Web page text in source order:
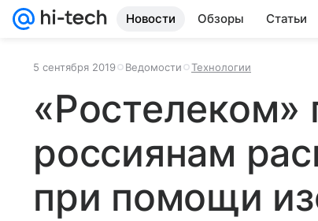
Новости Обзоры Статьи
5 сентября 2019 Ведомости Технологии
россиянам
при помощи